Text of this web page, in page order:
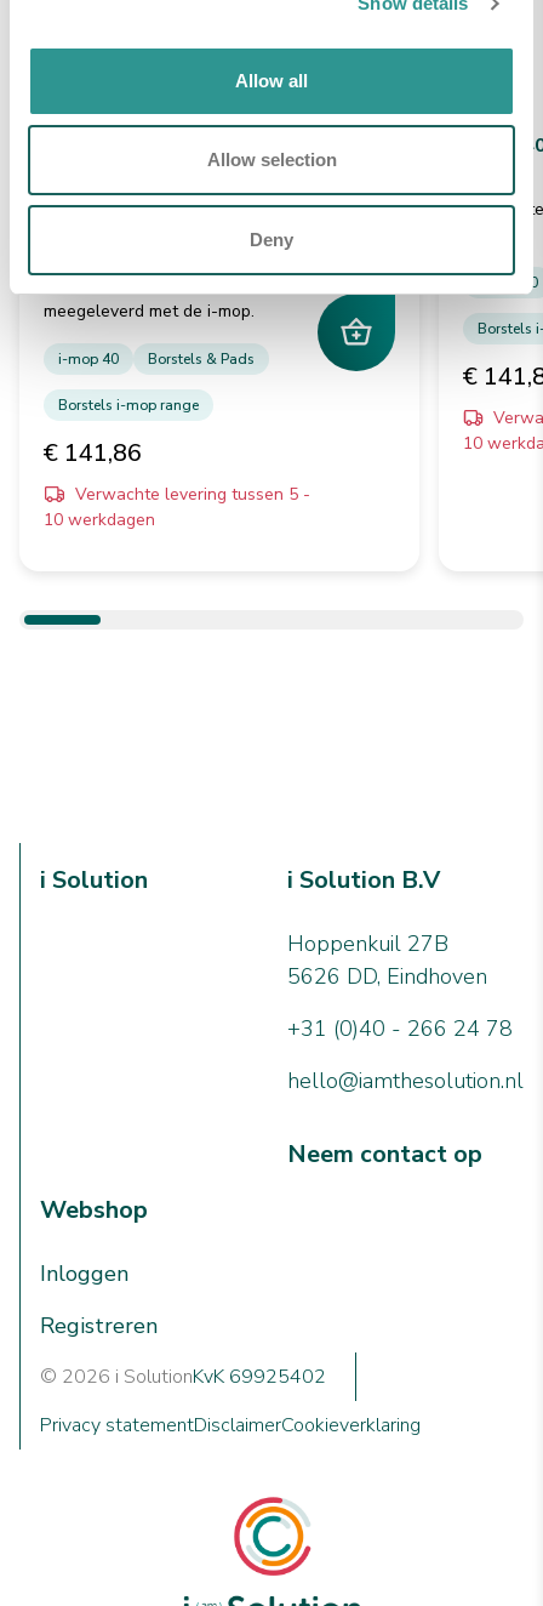
Allow all
Allow selection
Deny
Medium borstel set -voor
meegeleverd met de i-mop.
i-mop 40 Borstels & Pads
Borstels i-mop range
€ 141,86
Verwachte levering tussen 5 -
10 werkdagen
i-mop
Set
i-mop 40
Borstels
€
10
i Solution i Solution B.V
Hoppenkuil 27B
5626 DD, Eindhoven
+31 (0)40 - 266 24 78
hello@iamthesolution.nl
Neem contact op
Webshop
Inloggen
Registreren
© 2026 i SolutionKvK 69925402
Privacy statementDisclaimerCookieverklaring